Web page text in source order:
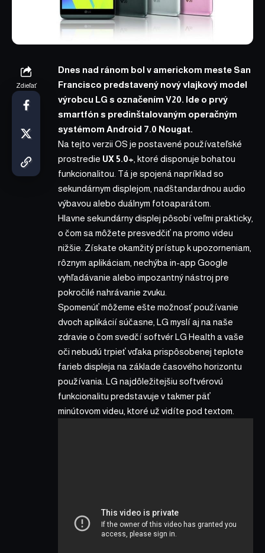
Zdieľať
Dnes nad ránom bol v americkom meste San
Francisco predstavený nový vlajkový model
výrobcu LG s označením V20. Ide o prvý
smartfón s predinštalovaným operačným
systémom Android 7.0 Nougat.
Na tejto verzii OS je postavené používateľské
prostredie UX 5.0+ , ktoré disponuje bohatou
funkcionalitou. Tá je spojená napríklad so
sekundárnym displejom, nadštandardnou audio
výbavou alebo duálnym fotoaparátom.
Hlavne sekundárny displej pôsobí veľmi prakticky,
o čom sa môžete presvedčiť na promo videu
nižšie. Získate okamžitý prístup k upozorneniam,
rôznym aplikáciam, nechýba in-app Google
vyhľadávanie alebo impozantný nástroj pre
pokročilé nahrávanie zvuku.
Spomenúť môžeme ešte možnosť používanie
dvoch aplikácií súčasne, LG myslí aj na naše
zdravie o čom svedčí softvér LG Health a vaše
oči nebudú trpieť vďaka prispôsobenej teplote
farieb displeja na základe časového horizontu
používania. LG najdôležitejšiu softvérovú
funkcionalitu predstavuje v takmer päť
minútovom videu, ktoré už vidíte pod textom.